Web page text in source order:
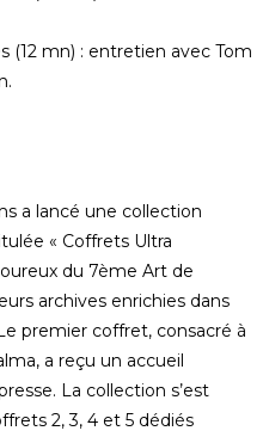
(12 mn) : entretien avec Tom
a lancé une collection
« Coffrets Ultra
du 7ème Art de
archives enrichies dans
premier coffret, consacré à
a reçu un accueil
La collection s’est
2, 3, 4 et 5 dédiés